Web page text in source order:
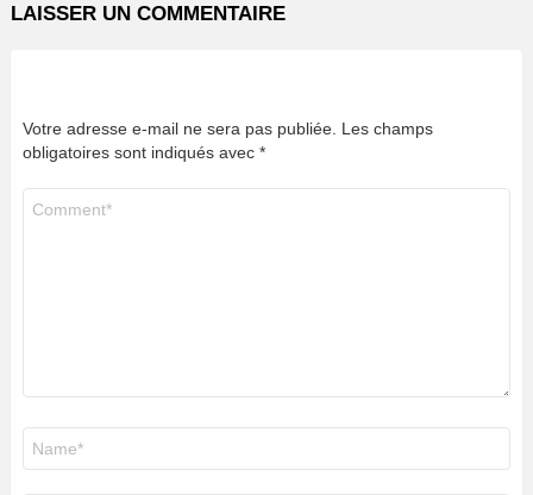
LAISSER UN COMMENTAIRE
Votre adresse e-mail ne sera pas publiée. Les champs
obligatoires sont indiqués avec *